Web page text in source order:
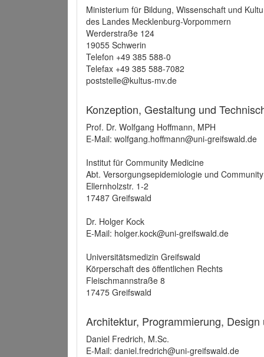
Ministerium für Bildung, Wissenschaft und
des Landes Mecklenburg-Vorpommern
Werderstraße 124
19055 Schwerin
Telefon +49 385 588-0
Telefax +49 385 588-7082
poststelle@kultus-mv.de
Konzeption, Gestaltung und
Prof. Dr. Wolfgang Hoffmann, MPH
E-Mail: wolfgang.hoffmann@uni-greifswald.de
Institut für Community Medicine
Abt. Versorgungsepidemiologie und
Ellernholzstr. 1-2
17487 Greifswald
Dr. Holger Kock
E-Mail: holger.kock@uni-greifswald.de
Universitätsmedizin Greifswald
Körperschaft des öffentlichen Rechts
Fleischmannstraße 8
17475 Greifswald
Architektur, Programmierung,
Daniel Fredrich, M.Sc.
E-Mail: daniel.fredrich@uni-greifswald.de